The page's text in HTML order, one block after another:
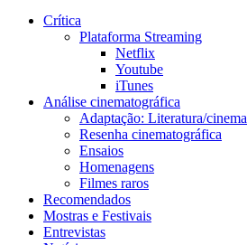
Crítica
Plataforma Streaming
Netflix
Youtube
iTunes
Análise cinematográfica
Adaptação: Literatura/cinema
Resenha cinematográfica
Ensaios
Homenagens
Filmes raros
Recomendados
Mostras e Festivais
Entrevistas